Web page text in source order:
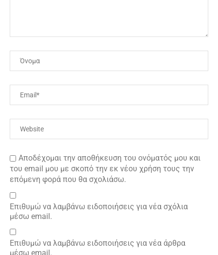
Αποδέχομαι την αποθήκευση του ονόματός μου και
του email μου με σκοπό την εκ νέου χρήση τους την
επόμενη φορά που θα σχολιάσω.
Επιθυμώ να λαμβάνω ειδοποιήσεις για νέα σχόλια
μέσω email.
Επιθυμώ να λαμβάνω ειδοποιήσεις για νέα άρθρα
μέσω email.